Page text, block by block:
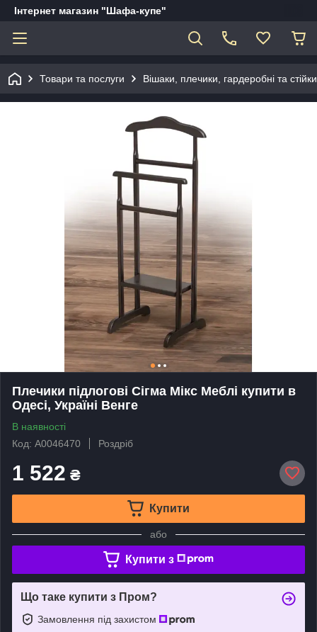
Інтернет магазин "Шафа-купе"
Товари та послуги Вішаки, плечики, гардеробні та
Плечики підлогові Сігма Мікс Меблі купити в
Одесі, Україні Венге
В наявності
Код: А0046470
Роздріб
1 522 ₴
Купити
або
Купити з
Що таке купити з Пром?
Замовлення під захистом